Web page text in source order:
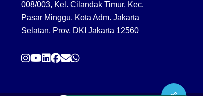
008/003, Kel. Cilandak Timur, Kec.
Pasar Minggu, Kota Adm. Jakarta
Selatan, Prov, DKI Jakarta 12560